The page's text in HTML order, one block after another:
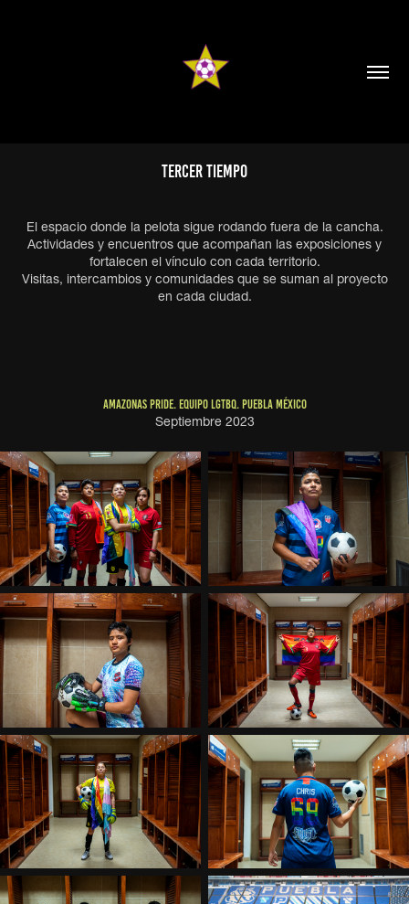
Tercer Tiempo
El espacio donde la pelota sigue rodando fuera de la cancha.
Actividades y encuentros que acompañan las exposiciones y
fortalecen el vínculo con cada territorio.
Visitas, intercambios y comunidades que se suman al proyecto
en cada ciudad.
AMAZONAS PRIDE. EQUIPO LGTBQ. PUEBLA MÉXICO
Septiembre 2023